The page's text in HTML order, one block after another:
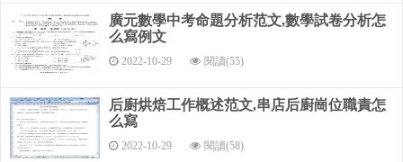
要有自己的看法和見解，論點明確.
5. 結論與建議
結論
用扼要的文句把論文的主要內容概括起來，切忌重復文章
內容.
廣元數學中考命題分析范文,數學試卷分析怎
么寫例文
2022-10-29 閱讀(55)
后廚烘焙工作概述范文,串店后廚崗位職責怎
么寫
2022-10-29 閱讀(58)